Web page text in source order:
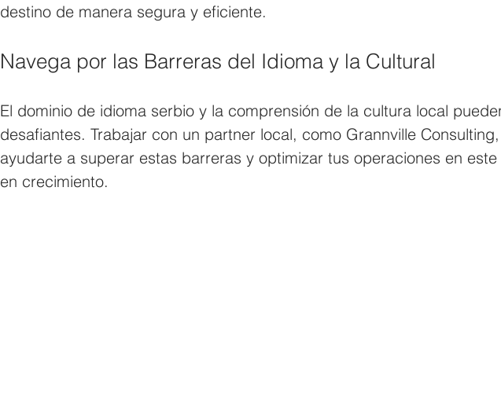
destino de manera segura y eficiente.
Navega por las Barreras del Idioma y la Cultural
El dominio de idioma serbio y la comprensión de la cultura local
desafiantes. Trabajar con un partner local, como Grannville
ayudarte a superar estas barreras y optimizar tus operaciones en
en crecimiento.